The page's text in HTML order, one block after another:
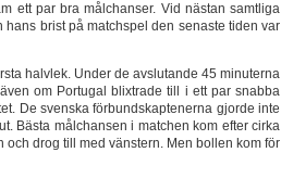
ett par bra målchanser. Vid nästan samtliga
brist på matchspel den senaste tiden var
halvlek. Under de avslutande 45 minuterna
om Portugal blixtrade till i ett par snabba
De svenska förbundskaptenerna gjorde inte
Bästa målchansen i matchen kom efter cirka
drog till med vänstern. Men bollen kom för